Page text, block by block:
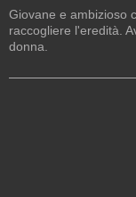
Giovane e ambizioso
raccogliere l'eredità.
donna.